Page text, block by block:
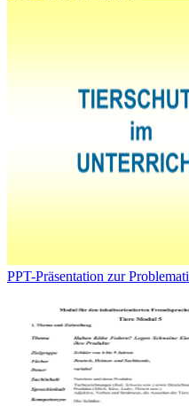
PPT-Präsentation zur